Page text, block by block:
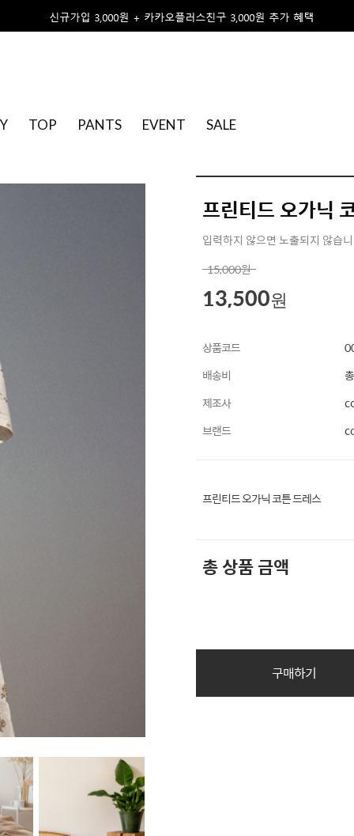
TOP PANTS EVENT SALE
프린티드 오가닉
입력하지 않으면 노출되지 않습
15,000원
13,500원
상품코드
배송비
제조사
브랜드
프린티드 오가닉 코튼 드레스
총 상품 금액
구매하기